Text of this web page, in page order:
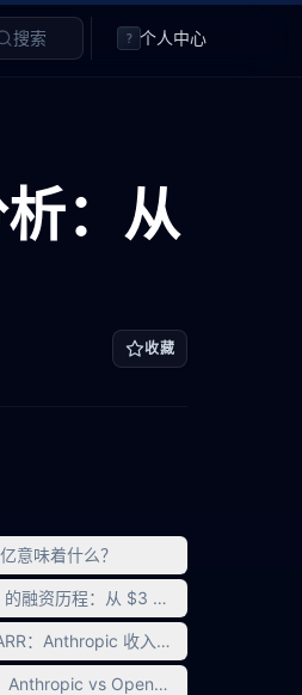
搜索 ? 个人中心
：从
收藏
意味着什么？
融资历程：从 $3 亿到 $9000 亿
：Anthropic 收入结构深度拆解
Anthropic vs OpenAI vs Google vs